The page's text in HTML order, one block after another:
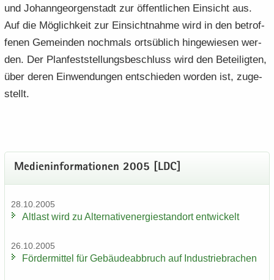
und Jo­hann­ge­or­gen­stadt zur öf­fent­li­chen Ein­sicht aus.
Auf die Mög­lich­keit zur Ein­sicht­nah­me wird in den be­trof­
fe­nen Ge­mein­den noch­mals orts­üb­lich hin­ge­wie­sen wer­
den. Der Plan­fest­stel­lungs­be­schluss wird den Be­tei­lig­ten,
über deren Ein­wen­dun­gen ent­schie­den wor­den ist, zu­ge­
stellt.
Me­di­en­in­for­ma­tio­nen 2005 [LDC]
28.10.2005
Alt­last wird zu Al­ter­na­tiv­ener­gie­stand­ort ent­wi­ckelt
26.10.2005
För­der­mit­tel für Ge­bäu­de­ab­bruch auf In­dus­trie­bra­chen